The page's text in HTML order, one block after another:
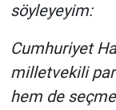
söyleyeyim:
Cumhuriyet
milletvekili
hem de